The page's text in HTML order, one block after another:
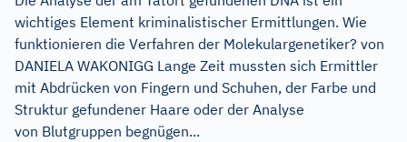
wichtiges Element kriminalistischer Ermittlungen. Wie
funktionieren die Verfahren der Molekulargenetiker? von
DANIELA WAKONIGG Lange Zeit mussten sich Ermittler
mit Abdrücken von Fingern und Schuhen, der Farbe und
Struktur gefundener Haare oder der Analyse
von Blutgruppen begnügen...